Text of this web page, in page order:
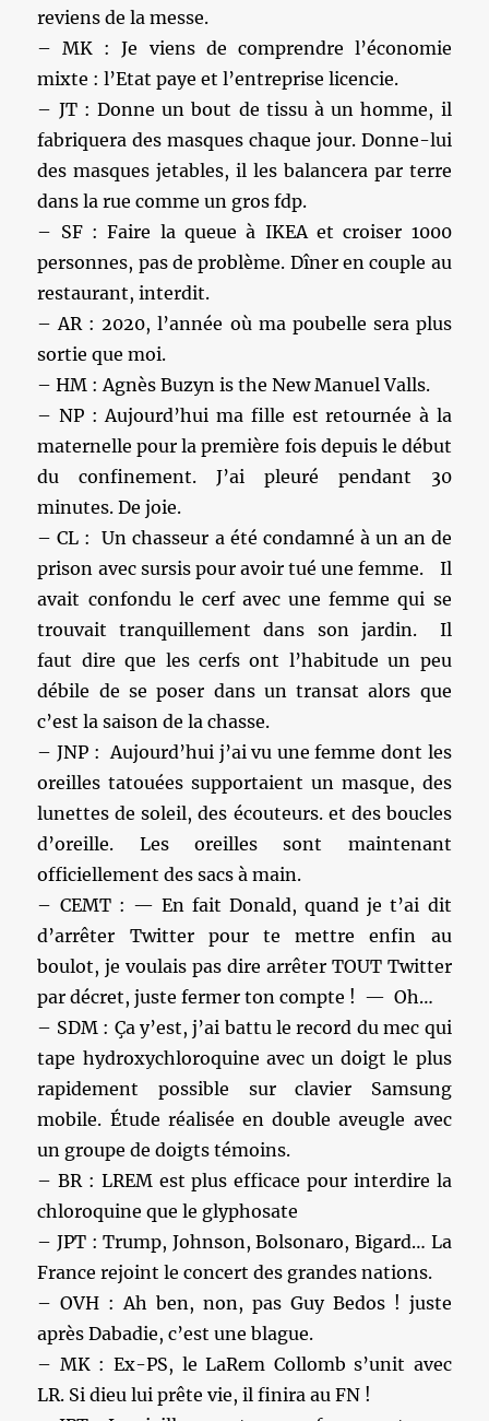
reviens de la messe.
– MK : Je viens de comprendre l’économie
mixte : l’Etat paye et l’entreprise licencie.
– JT : Donne un bout de tissu à un homme, il
fabriquera des masques chaque jour. Donne-lui
des masques jetables, il les balancera par terre
dans la rue comme un gros fdp.
– SF : Faire la queue à IKEA et croiser 1000
personnes, pas de problème. Dîner en couple au
restaurant, interdit.
– AR : 2020, l’année où ma poubelle sera plus
sortie que moi.
– HM : Agnès Buzyn is the New Manuel Valls.
– NP : Aujourd’hui ma fille est retournée à la
maternelle pour la première fois depuis le début
du confinement. J’ai pleuré pendant 30
minutes. De joie.
– CL : Un chasseur a été condamné à un an de
prison avec sursis pour avoir tué une femme. Il
avait confondu le cerf avec une femme qui se
trouvait tranquillement dans son jardin. Il
faut dire que les cerfs ont l’habitude un peu
débile de se poser dans un transat alors que
c’est la saison de la chasse.
– JNP : Aujourd’hui j’ai vu une femme dont les
oreilles tatouées supportaient un masque, des
lunettes de soleil, des écouteurs. et des boucles
d’oreille. Les oreilles sont maintenant
officiellement des sacs à main.
– CEMT : — En fait Donald, quand je t’ai dit
d’arrêter Twitter pour te mettre enfin au
boulot, je voulais pas dire arrêter TOUT Twitter
par décret, juste fermer ton compte ! — Oh…
– SDM : Ça y’est, j’ai battu le record du mec qui
tape hydroxychloroquine avec un doigt le plus
rapidement possible sur clavier Samsung
mobile. Étude réalisée en double aveugle avec
un groupe de doigts témoins.
– BR : LREM est plus efficace pour interdire la
chloroquine que le glyphosate
– JPT : Trump, Johnson, Bolsonaro, Bigard… La
France rejoint le concert des grandes nations.
– OVH : Ah ben, non, pas Guy Bedos ! juste
après Dabadie, c’est une blague.
– MK : Ex-PS, le LaRem Collomb s’unit avec
LR. Si dieu lui prête vie, il finira au FN !